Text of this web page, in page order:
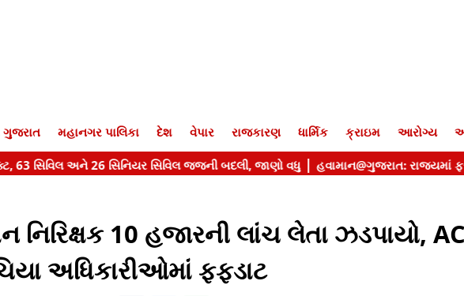
ગુજરાત મહાનગર પાલિકા દેશ વેપાર રાજકારણ ધાર્મિક ક્રાઇમ આરોગ્ય
નિરિક્ષક 10 હજારની લાંચ લેતા ઝડપાયો,
અધિકારીઓમાં ફફડાટ